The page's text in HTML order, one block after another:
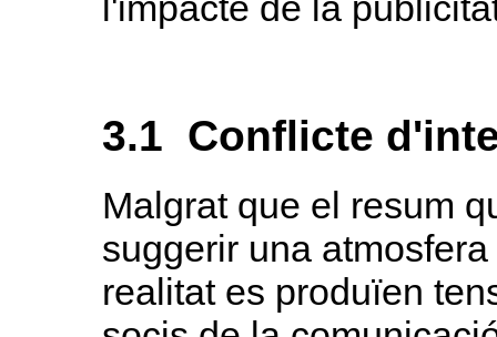
3.1 Conflicte
Malgrat que el resum
suggerir una
realitat es produïen